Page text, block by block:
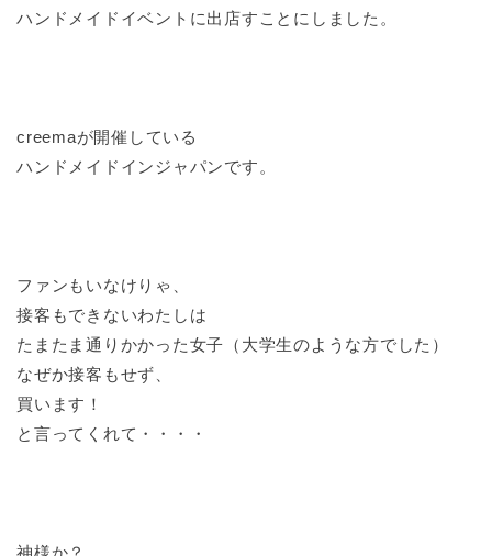
ハンドメイドイベントに出店すことにしました。
creemaが開催している
ハンドメイドインジャパンです。
ファンもいなけりゃ、
接客もできないわたしは
たまたま通りかかった女子（大学生のような方でした）
なぜか接客もせず、
買います！
と言ってくれて・・・・